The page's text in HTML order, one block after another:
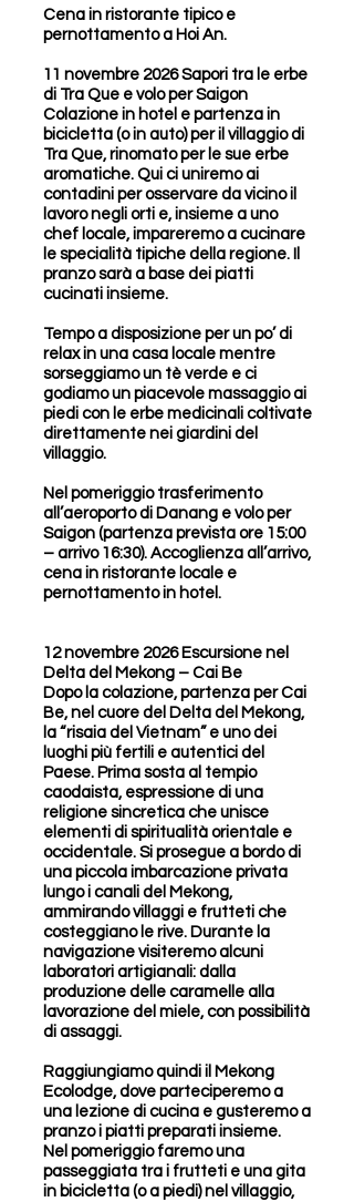
Cena in ristorante tipico e
pernottamento a Hoi An.
11 novembre 2026 Sapori tra le erbe
di Tra Que e volo per Saigon
Colazione in hotel e partenza in
bicicletta (o in auto) per il villaggio di
Tra Que, rinomato per le sue erbe
aromatiche. Qui ci uniremo ai
contadini per osservare da vicino il
lavoro negli orti e, insieme a uno
chef locale, impareremo a cucinare
le specialità tipiche della regione. Il
pranzo sarà a base dei piatti
cucinati insieme.
Tempo a disposizione per un po’ di
relax in una casa locale mentre
sorseggiamo un tè verde e ci
godiamo un piacevole massaggio ai
piedi con le erbe medicinali coltivate
direttamente nei giardini del
villaggio.
Nel pomeriggio trasferimento
all’aeroporto di Danang e volo per
Saigon (partenza prevista ore 15:00
– arrivo 16:30). Accoglienza all’arrivo,
cena in ristorante locale e
pernottamento in hotel.
12 novembre 2026 Escursione nel
Delta del Mekong – Cai Be
Dopo la colazione, partenza per Cai
Be, nel cuore del Delta del Mekong,
la “risaia del Vietnam” e uno dei
luoghi più fertili e autentici del
Paese. Prima sosta al tempio
caodaista, espressione di una
religione sincretica che unisce
elementi di spiritualità orientale e
occidentale. Si prosegue a bordo di
una piccola imbarcazione privata
lungo i canali del Mekong,
ammirando villaggi e frutteti che
costeggiano le rive. Durante la
navigazione visiteremo alcuni
laboratori artigianali: dalla
produzione delle caramelle alla
lavorazione del miele, con possibilità
di assaggi.
Raggiungiamo quindi il Mekong
Ecolodge, dove parteciperemo a
una lezione di cucina e gusteremo a
pranzo i piatti preparati insieme.
Nel pomeriggio faremo una
passeggiata tra i frutteti e una gita
in bicicletta (o a piedi) nel villaggio,